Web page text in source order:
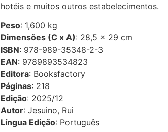
hotéis e muitos outros estabelecimentos.
Peso: 1,600 kg
Dimensões (C x A): 28,5 × 29 cm
ISBN: 978-989-35348-2-3
EAN: 9789893534823
Editora: Booksfactory
Páginas: 218
Edição: 2025/12
Autor: Jesuino, Rui
Língua Edição: Português